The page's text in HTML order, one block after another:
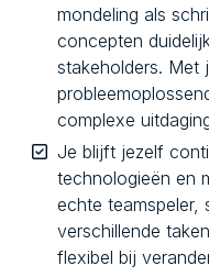
mondeling als
concepten
stakeholders. Met
complexe
Je blijft jezelf
technologieën en
echte teamspeler,
verschillende
flexibel bij